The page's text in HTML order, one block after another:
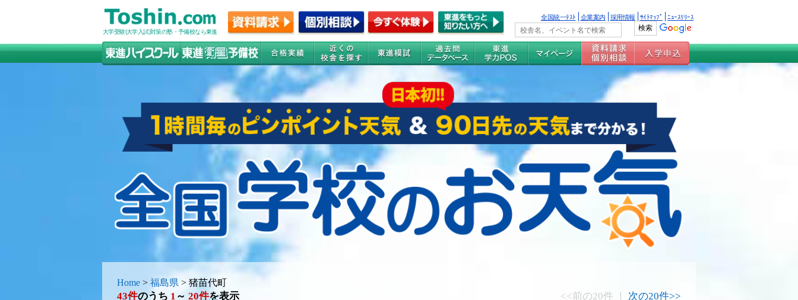
大学受験(大学入試)対策の塾・予備校なら東進
全国統一ﾃｽﾄ 企業案内 採用情報 ｻｲﾄﾏｯﾌﾟ ﾆｭｰｽﾘﾘｰｽ
Home > 福島県 > 猪苗代町
43件のうち 1 ～ 20件を表示 <<前の20件 ｜ 次の20件>>